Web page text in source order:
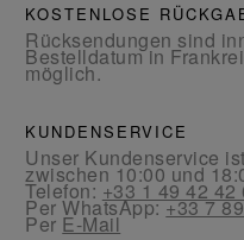
KOSTENLOSE
Rücksendungen sind
Bestelldatum in
möglich.
KUNDENSERVICE
Unser Kundenservice
zwischen 10:00 und
Telefon:+33 1 49 42 42
Per WhatsApp:+33 7
Per E-Mail